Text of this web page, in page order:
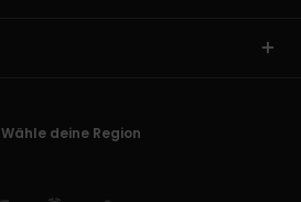
Wähle deine Region